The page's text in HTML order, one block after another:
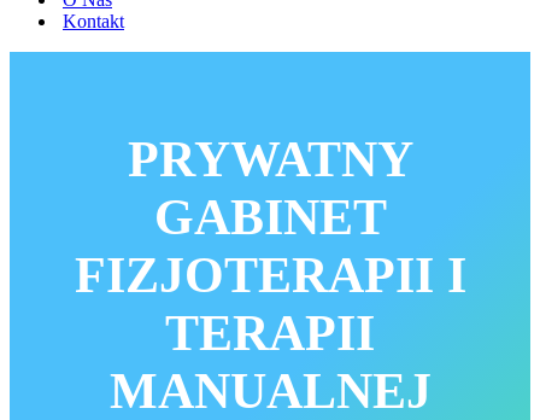
Kontakt
PRYWATNY
GABINET
FIZJOTERAPII I
TERAPII
MANUALNEJ